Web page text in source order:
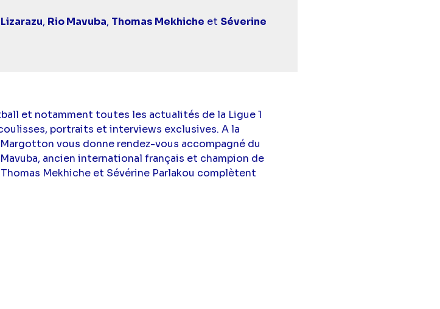
, Rio Mavuba, Thomas Mekhiche et Séverine
et notamment toutes les actualités de la Ligue 1
portraits et interviews exclusives. A la
vous donne rendez-vous accompagné du
ancien international français et champion de
Mekhiche et Sévérine Parlakou complètent